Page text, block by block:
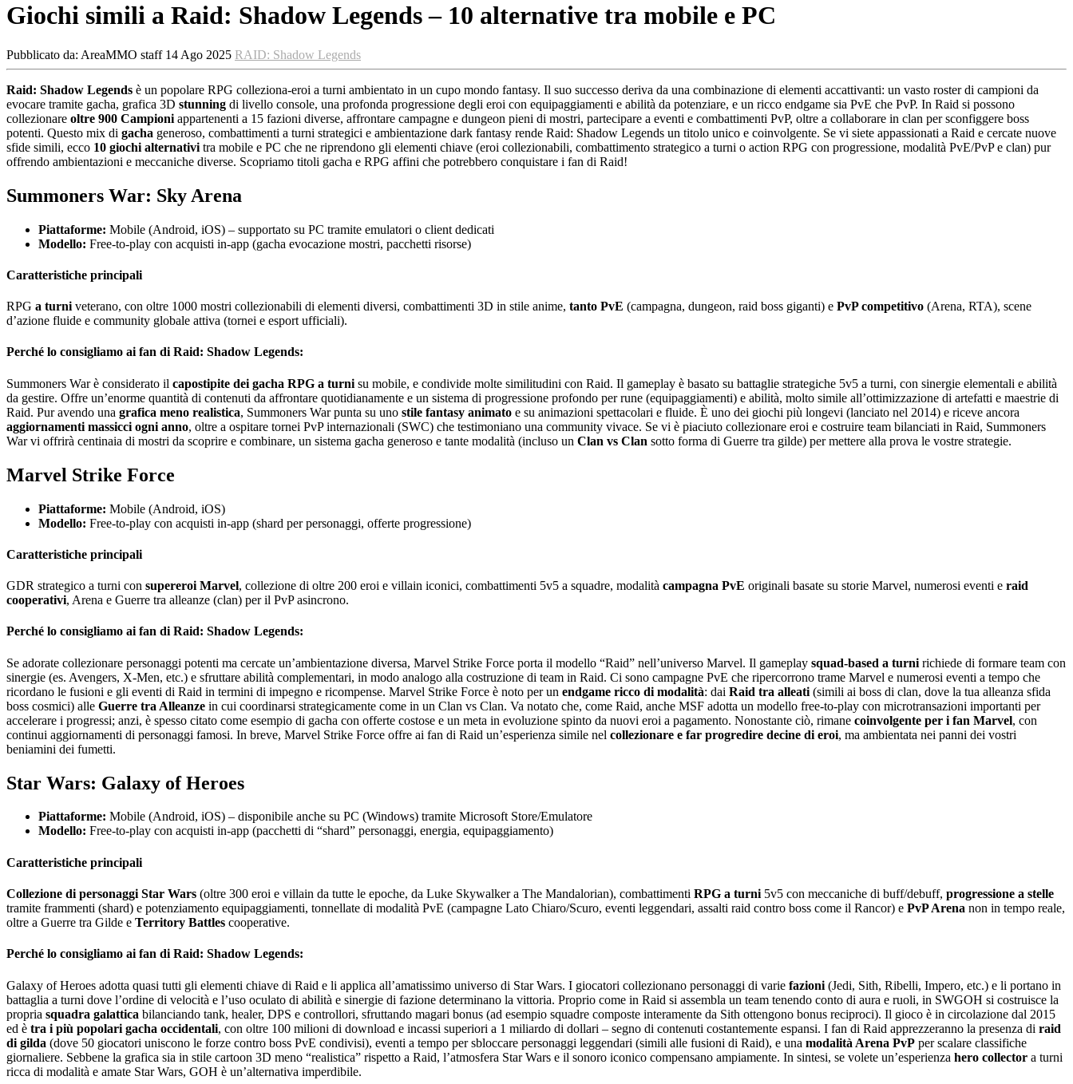
Giochi simili a Raid: Shadow Legends – 10 alternative tra mobile e PC
Pubblicato da: AreaMMO staff 14 Ago 2025 RAID: Shadow Legends
Raid: Shadow Legends è un popolare RPG colleziona-eroi a turni ambientato in un cupo mondo fantasy. Il suo successo deriva da una combinazione di elementi accattivanti: un vasto roster di campioni da
evocare tramite gacha, grafica 3D stunning di livello console, una profonda progressione degli eroi con equipaggiamenti e abilità da potenziare, e un ricco endgame sia PvE che PvP. In Raid si possono
collezionare oltre 900 Campioni appartenenti a 15 fazioni diverse, affrontare campagne e dungeon pieni di mostri, partecipare a eventi e combattimenti PvP, oltre a collaborare in clan per sconfiggere boss
potenti. Questo mix di gacha generoso, combattimenti a turni strategici e ambientazione dark fantasy rende Raid: Shadow Legends un titolo unico e coinvolgente. Se vi siete appassionati a Raid e cercate nuove
sfide simili, ecco 10 giochi alternativi tra mobile e PC che ne riprendono gli elementi chiave (eroi collezionabili, combattimento strategico a turni o action RPG con progressione, modalità PvE/PvP e clan) pur
offrendo ambientazioni e meccaniche diverse. Scopriamo titoli gacha e RPG affini che potrebbero conquistare i fan di Raid!
Summoners War: Sky Arena
Piattaforme: Mobile (Android, iOS) – supportato su PC tramite emulatori o client dedicati
Modello: Free-to-play con acquisti in-app (gacha evocazione mostri, pacchetti risorse)
Caratteristiche principali
RPG a turni veterano, con oltre 1000 mostri collezionabili di elementi diversi, combattimenti 3D in stile anime, tanto PvE (campagna, dungeon, raid boss giganti) e PvP competitivo (Arena, RTA), scene
d’azione fluide e community globale attiva (tornei e esport ufficiali).
Perché lo consigliamo ai fan di Raid: Shadow Legends:
Summoners War è considerato il capostipite dei gacha RPG a turni su mobile, e condivide molte similitudini con Raid. Il gameplay è basato su battaglie strategiche 5v5 a turni, con sinergie elementali e abilità
da gestire. Offre un’enorme quantità di contenuti da affrontare quotidianamente e un sistema di progressione profondo per rune (equipaggiamenti) e abilità, molto simile all’ottimizzazione di artefatti e maestrie di
Raid. Pur avendo una grafica meno realistica, Summoners War punta su uno stile fantasy animato e su animazioni spettacolari e fluide. È uno dei giochi più longevi (lanciato nel 2014) e riceve ancora
aggiornamenti massicci ogni anno, oltre a ospitare tornei PvP internazionali (SWC) che testimoniano una community vivace. Se vi è piaciuto collezionare eroi e costruire team bilanciati in Raid, Summoners
War vi offrirà centinaia di mostri da scoprire e combinare, un sistema gacha generoso e tante modalità (incluso un Clan vs Clan sotto forma di Guerre tra gilde) per mettere alla prova le vostre strategie.
Marvel Strike Force
Piattaforme: Mobile (Android, iOS)
Modello: Free-to-play con acquisti in-app (shard per personaggi, offerte progressione)
Caratteristiche principali
GDR strategico a turni con supereroi Marvel, collezione di oltre 200 eroi e villain iconici, combattimenti 5v5 a squadre, modalità campagna PvE originali basate su storie Marvel, numerosi eventi e raid
cooperativi, Arena e Guerre tra alleanze (clan) per il PvP asincrono.
Perché lo consigliamo ai fan di Raid: Shadow Legends:
Se adorate collezionare personaggi potenti ma cercate un’ambientazione diversa, Marvel Strike Force porta il modello “Raid” nell’universo Marvel. Il gameplay squad-based a turni richiede di formare team con
sinergie (es. Avengers, X-Men, etc.) e sfruttare abilità complementari, in modo analogo alla costruzione di team in Raid. Ci sono campagne PvE che ripercorrono trame Marvel e numerosi eventi a tempo che
ricordano le fusioni e gli eventi di Raid in termini di impegno e ricompense. Marvel Strike Force è noto per un endgame ricco di modalità: dai Raid tra alleati (simili ai boss di clan, dove la tua alleanza sfida
boss cosmici) alle Guerre tra Alleanze in cui coordinarsi strategicamente come in un Clan vs Clan. Va notato che, come Raid, anche MSF adotta un modello free-to-play con microtransazioni importanti per
accelerare i progressi; anzi, è spesso citato come esempio di gacha con offerte costose e un meta in evoluzione spinto da nuovi eroi a pagamento. Nonostante ciò, rimane coinvolgente per i fan Marvel, con
continui aggiornamenti di personaggi famosi. In breve, Marvel Strike Force offre ai fan di Raid un’esperienza simile nel collezionare e far progredire decine di eroi, ma ambientata nei panni dei vostri
beniamini dei fumetti.
Star Wars: Galaxy of Heroes
Piattaforme: Mobile (Android, iOS) – disponibile anche su PC (Windows) tramite Microsoft Store/Emulatore
Modello: Free-to-play con acquisti in-app (pacchetti di “shard” personaggi, energia, equipaggiamento)
Caratteristiche principali
Collezione di personaggi Star Wars (oltre 300 eroi e villain da tutte le epoche, da Luke Skywalker a The Mandalorian), combattimenti RPG a turni 5v5 con meccaniche di buff/debuff, progressione a stelle
tramite frammenti (shard) e potenziamento equipaggiamenti, tonnellate di modalità PvE (campagne Lato Chiaro/Scuro, eventi leggendari, assalti raid contro boss come il Rancor) e PvP Arena non in tempo reale,
oltre a Guerre tra Gilde e Territory Battles cooperative.
Perché lo consigliamo ai fan di Raid: Shadow Legends:
Galaxy of Heroes adotta quasi tutti gli elementi chiave di Raid e li applica all’amatissimo universo di Star Wars. I giocatori collezionano personaggi di varie fazioni (Jedi, Sith, Ribelli, Impero, etc.) e li portano in
battaglia a turni dove l’ordine di velocità e l’uso oculato di abilità e sinergie di fazione determinano la vittoria. Proprio come in Raid si assembla un team tenendo conto di aura e ruoli, in SWGOH si costruisce la
propria squadra galattica bilanciando tank, healer, DPS e controllori, sfruttando magari bonus (ad esempio squadre composte interamente da Sith ottengono bonus reciproci). Il gioco è in circolazione dal 2015
ed è tra i più popolari gacha occidentali, con oltre 100 milioni di download e incassi superiori a 1 miliardo di dollari – segno di contenuti costantemente espansi. I fan di Raid apprezzeranno la presenza di raid
di gilda (dove 50 giocatori uniscono le forze contro boss PvE condivisi), eventi a tempo per sbloccare personaggi leggendari (simili alle fusioni di Raid), e una modalità Arena PvP per scalare classifiche
giornaliere. Sebbene la grafica sia in stile cartoon 3D meno “realistica” rispetto a Raid, l’atmosfera Star Wars e il sonoro iconico compensano ampiamente. In sintesi, se volete un’esperienza hero collector a turni
ricca di modalità e amate Star Wars, GOH è un’alternativa imperdibile.